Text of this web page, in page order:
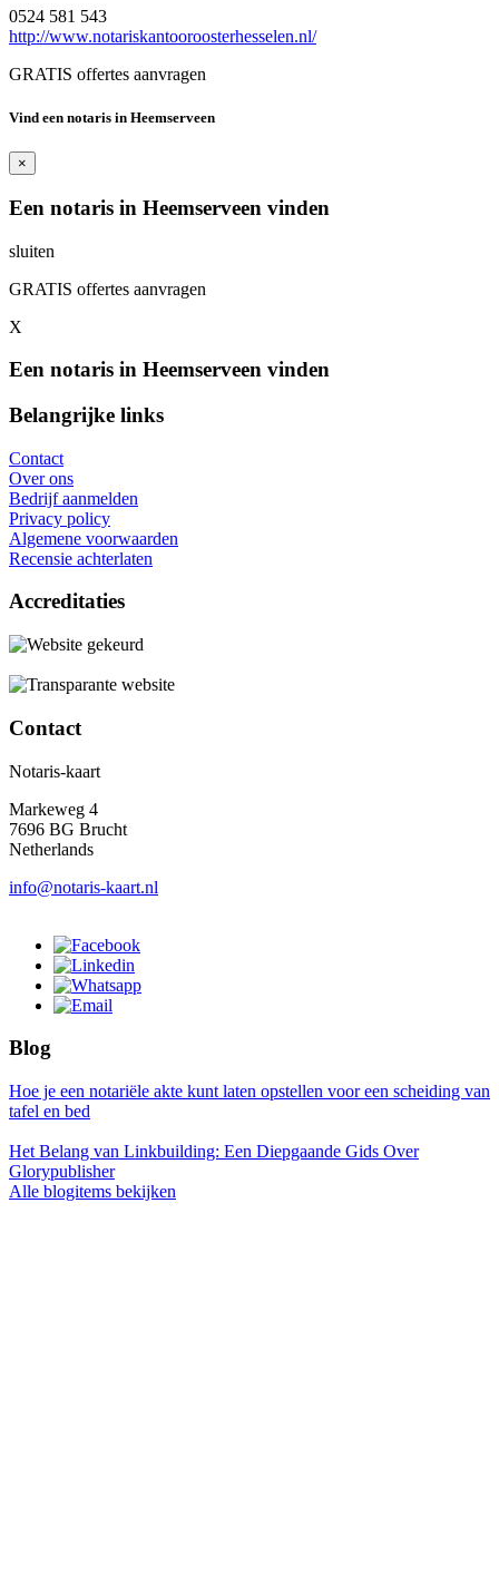
0524 581 543
http://www.notariskantooroosterhesselen.nl/
GRATIS offertes aanvragen
Vind een notaris in Heemserveen
×
Een notaris in Heemserveen vinden
sluiten
GRATIS offertes aanvragen
X
Een notaris in Heemserveen vinden
Belangrijke links
Contact
Over ons
Bedrijf aanmelden
Privacy policy
Algemene voorwaarden
Recensie achterlaten
Accreditaties
Contact
Notaris-kaart
Markeweg 4
7696 BG Brucht
Netherlands
info@notaris-kaart.nl
Blog
Hoe je een notariële akte kunt laten opstellen voor een scheiding van
tafel en bed
Het Belang van Linkbuilding: Een Diepgaande Gids Over
Glorypublisher
Alle blogitems bekijken